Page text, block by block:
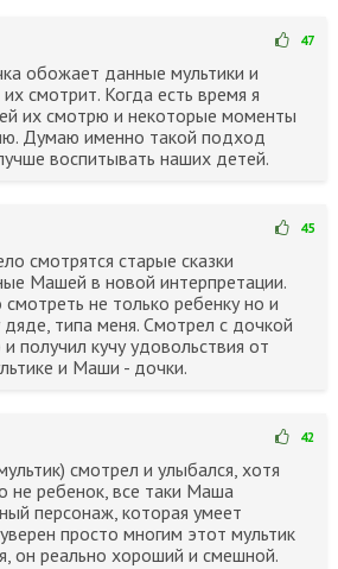
47
обожает данные мультики и
смотрит. Когда есть время я
их смотрю и некоторые моменты
Думаю именно такой подход
воспитывать наших детей.
45
смотрятся старые сказки
Машей в новой интерпретации.
не только ребенку но и
типа меня. Смотрел с дочкой
и получил кучу удовольствия от
и Маши - дочки.
42
смотрел и улыбался, хотя
не ребенок, все таки Маша
персонаж, которая умеет
просто многим этот мультик
он реально хороший и смешной.